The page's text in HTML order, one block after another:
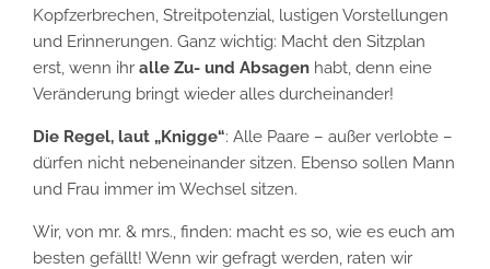
Kopfzerbrechen, Streitpotenzial, lustigen Vorstellungen
und Erinnerungen. Ganz wichtig: Macht den Sitzplan
erst, wenn ihr alle Zu- und Absagen habt, denn eine
Veränderung bringt wieder alles durcheinander!
Die Regel, laut „Knigge“: Alle Paare – außer verlobte –
dürfen nicht nebeneinander sitzen. Ebenso sollen Mann
und Frau immer im Wechsel sitzen.
Wir, von mr. & mrs., finden: macht es so, wie es euch am
besten gefällt! Wenn wir gefragt werden, raten wir